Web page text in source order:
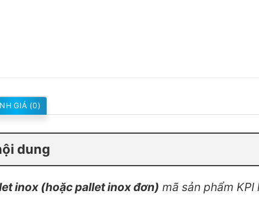
GIÁ (0)
dung
inox (hoặc pallet inox đơn) mã sản phẩm